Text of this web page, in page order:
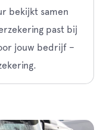
bekijkt samen
past bij
jouw bedrijf –